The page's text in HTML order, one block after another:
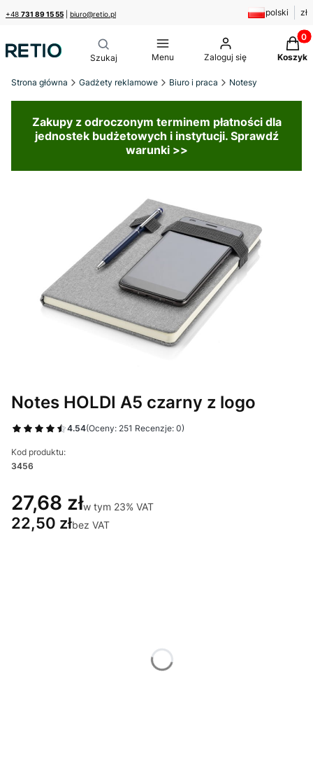
+48 731 89 15 55 biuro@retio.pl polski zł
Menu Zaloguj się Koszyk
Strona główna Gadżety reklamowe Biuro i praca Notesy
Zakupy z odroczonym terminem płatności dla
jednostek budżetowych i instytucji. Sprawdź
warunki >>
Notes HOLDI A5 czarny z logo
4.54(Oceny: 251 Recenzje: 0)
Kod produktu:
3456
27,68 złw tym 23% VAT
w tym 23% VAT
22,50 złbez VAT